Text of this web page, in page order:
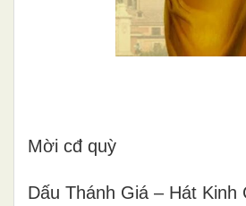
Mời cđ quỳ
Dấu Thánh Giá – Hát Kinh